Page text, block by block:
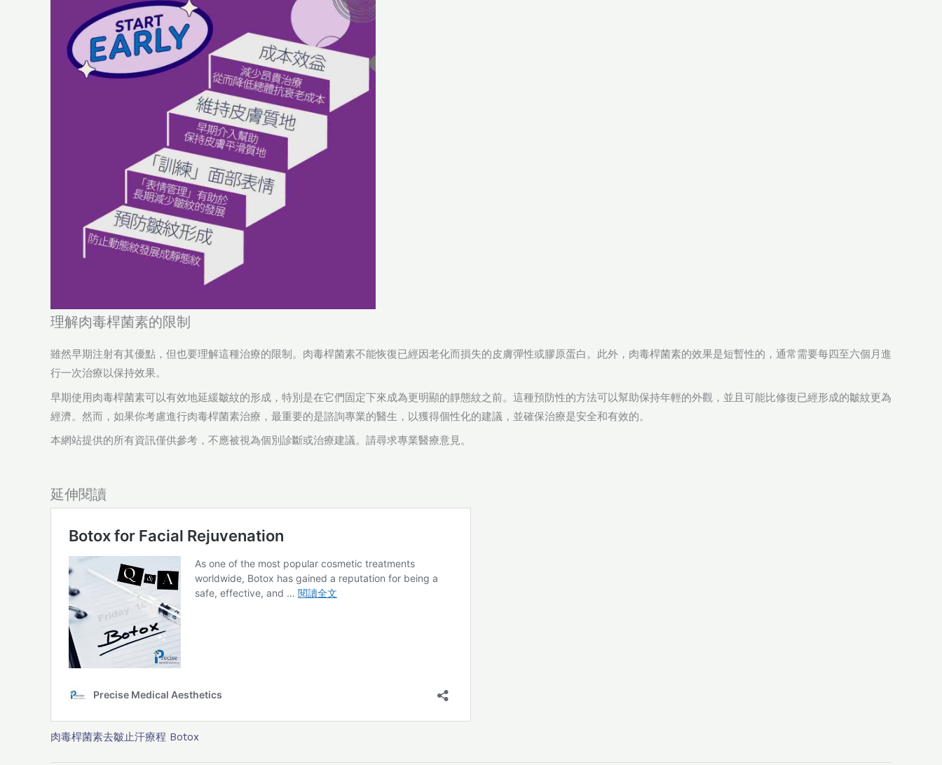
理解肉毒桿菌素的限制
雖然早期注射有其優點，但也要理解這種治療的限制。肉毒桿菌素不能恢復已經因老化而損失的皮膚彈性或膠原蛋白。此外，肉毒桿菌素的效果是短暫性的，通常需要每四至六個月進
行一次治療以保持效果。
早期使用肉毒桿菌素可以有效地延緩皺紋的形成，特別是在它們固定下來成為更明顯的靜態紋之前。這種預防性的方法可以幫助保持年輕的外觀，並且可能比修復已經形成的皺紋更為
經濟。然而，如果你考慮進行肉毒桿菌素治療，最重要的是諮詢專業的醫生，以獲得個性化的建議，並確保治療是安全和有效的。
本網站提供的所有資訊僅供參考，不應被視為個別診斷或治療建議。請尋求專業醫療意見。
延伸閱讀
肉毒桿菌素去皺止汗療程 Botox